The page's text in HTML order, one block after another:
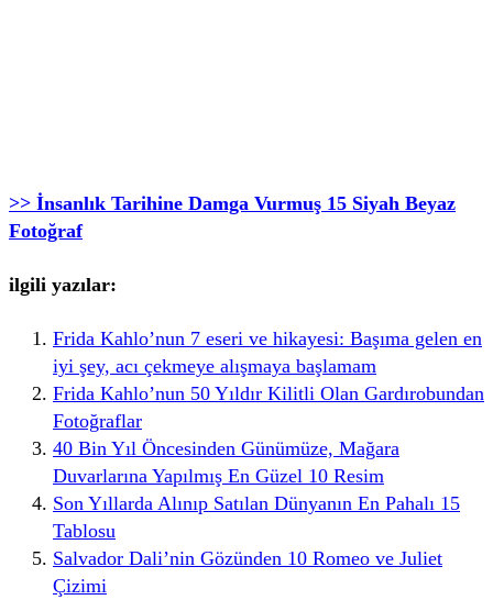
>> İnsanlık Tarihine Damga Vurmuş 15 Siyah Beyaz
Fotoğraf
ilgili yazılar:
Frida Kahlo’nun 7 eseri ve hikayesi: Başıma gelen en
iyi şey, acı çekmeye alışmaya başlamam
Frida Kahlo’nun 50 Yıldır Kilitli Olan Gardırobundan
Fotoğraflar
40 Bin Yıl Öncesinden Günümüze, Mağara
Duvarlarına Yapılmış En Güzel 10 Resim
Son Yıllarda Alınıp Satılan Dünyanın En Pahalı 15
Tablosu
Salvador Dali’nin Gözünden 10 Romeo ve Juliet
Çizimi